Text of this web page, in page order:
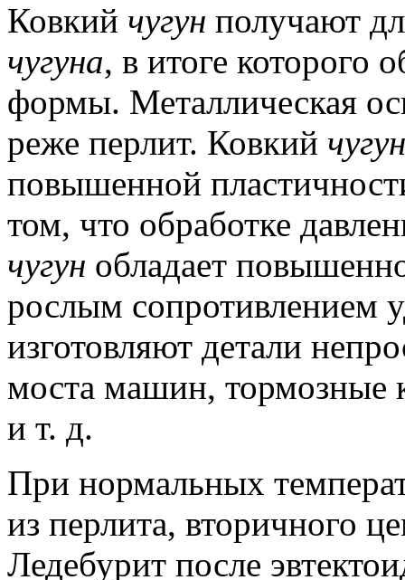
Ковкий чугун получают
чугуна, в итоге которого
формы. Металлическая
реже перлит. Ковкий чугун
повышенной
том, что обработке
чугун обладает
рослым сопротивлением
изготовляют детали
моста машин, тормозные
и т. д.
При нормальных
из перлита, вторичного
Ледебурит после